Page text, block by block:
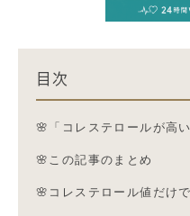
目次
🌸「コレステロールが高
🌸この記事のまとめ
🌸コレステロール値だけ